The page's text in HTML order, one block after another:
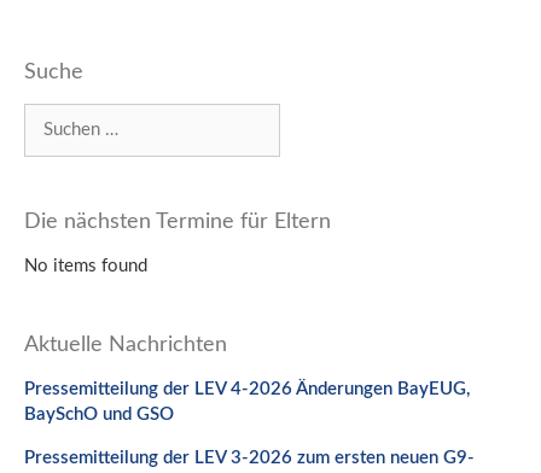
Suche
Die nächsten Termine für Eltern
No items found
Aktuelle Nachrichten
Pressemitteilung der LEV 4-2026 Änderungen BayEUG,
BaySchO und GSO
Pressemitteilung der LEV 3-2026 zum ersten neuen G9-